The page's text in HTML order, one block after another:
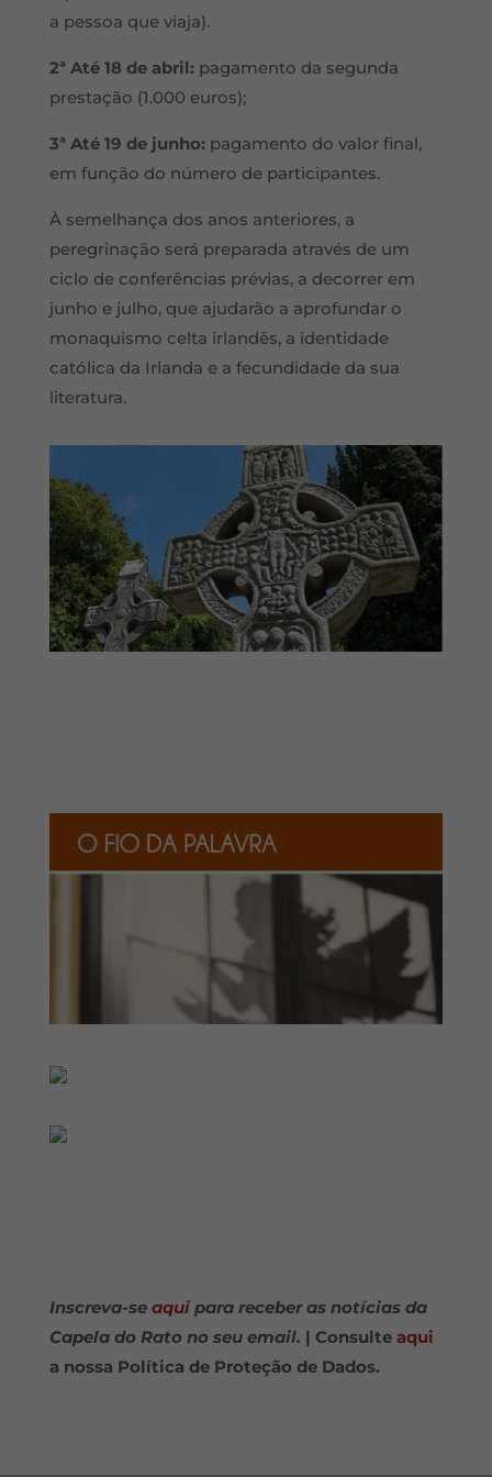
a pessoa que viaja).
2ª Até 18 de abril: pagamento da segunda
prestação (1.000 euros);
3ª Até 19 de junho: pagamento do valor final,
em função do número de participantes.
À semelhança dos anos anteriores, a
peregrinação será preparada através de um
ciclo de conferências prévias, a decorrer em
junho e julho, que ajudarão a aprofundar o
monaquismo celta irlandês, a identidade
católica da Irlanda e a fecundidade da sua
literatura.
Inscreva-se aquipara receber as notícias da
Capela do Rato no seu email. | Consulte aqui
a nossa Política de Proteção de Dados.